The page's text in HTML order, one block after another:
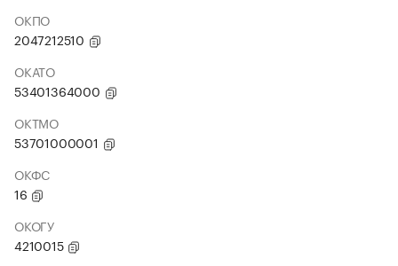
ОКПО
2047212510
ОКАТО
53401364000
ОКТМО
53701000001
ОКФС
16
ОКОГУ
4210015